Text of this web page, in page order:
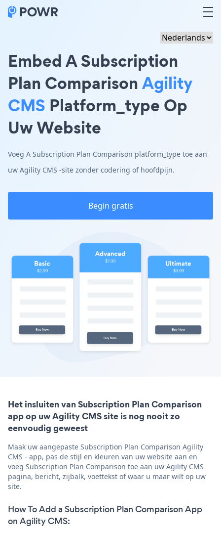
Embed A Subscription
Plan ComparisonAgility
CMS Platform_type Op
Uw Website
Voeg A Subscription Plan Comparison platform_type toe aan
uw Agility CMS -site zonder codering of hoofdpijn.
Begin gratis
Het insluiten van Subscription Plan Comparison
app op uw Agility CMS site is nog nooit zo
eenvoudig geweest
Maak uw aangepaste Subscription Plan Comparison Agility
CMS - app, pas de stijl en kleuren van uw website aan en
voeg Subscription Plan Comparison toe aan uw Agility CMS
pagina, bericht, zijbalk, voettekst of waar u maar wilt op uw
site.
How To Add a Subscription Plan Comparison App
on Agility CMS: